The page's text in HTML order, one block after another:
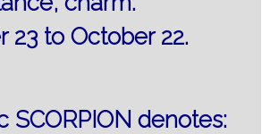
23 to October 22.
SCORPION denotes: